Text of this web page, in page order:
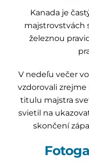
Kanada je
majstrovstvách
železnou
V nedeľu večer
vzdorovali
titulu majstra
svietil na
skončení